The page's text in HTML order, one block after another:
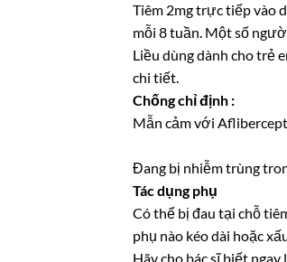
Tiêm 2mg trực tiếp vào
mỗi 8 tuần. Một số
Liều dùng dành cho trẻ
chi tiết.
Chống chỉ định :
Mẫn cảm với
Đang bị nhiễm trùng
Tác dụng phụ
Có thể bị đau tại chỗ
phụ nào kéo dài hoặc
Hãy cho bác sĩ biết